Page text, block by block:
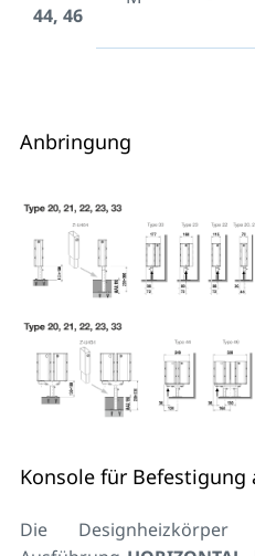
44, 46
Anbringung
Konsole für Befestigung
Die Designheizkörper